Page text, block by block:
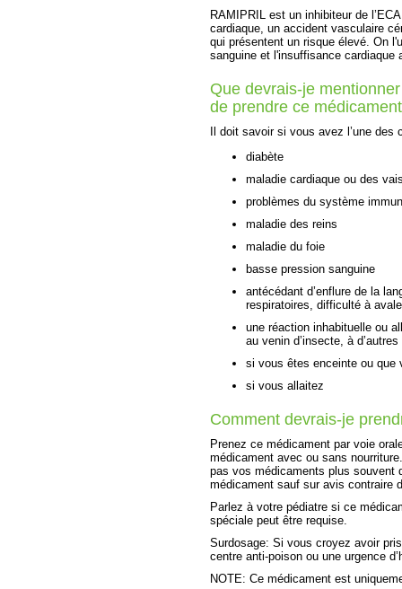
RAMIPRIL est un inhibiteur de
cardiaque, un accident vasculaire
qui présentent un risque élevé. On
sanguine et l'insuffisance cardiaque
Que devrais-je
de prendre ce
Il doit savoir si vous avez l’une des
diabète
maladie cardiaque ou des
problèmes du système
maladie des reins
maladie du foie
basse pression sanguine
antécédant d’enflure de la
respiratoires, difficulté à
une réaction inhabituelle ou
au venin d’insecte, à
si vous êtes enceinte ou que
si vous allaitez
Comment devrais-je
Prenez ce médicament par voie
médicament avec ou sans
pas vos médicaments plus souvent
médicament sauf sur avis contraire
Parlez à votre pédiatre si ce
spéciale peut être requise.
Surdosage: Si vous croyez avoir
centre anti-poison ou une urgence
NOTE: Ce médicament est